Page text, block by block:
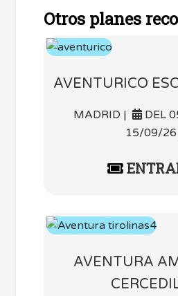
Otros planes
AVENTURICO
MADRID |
DEL
15/09/26
AVENTURA